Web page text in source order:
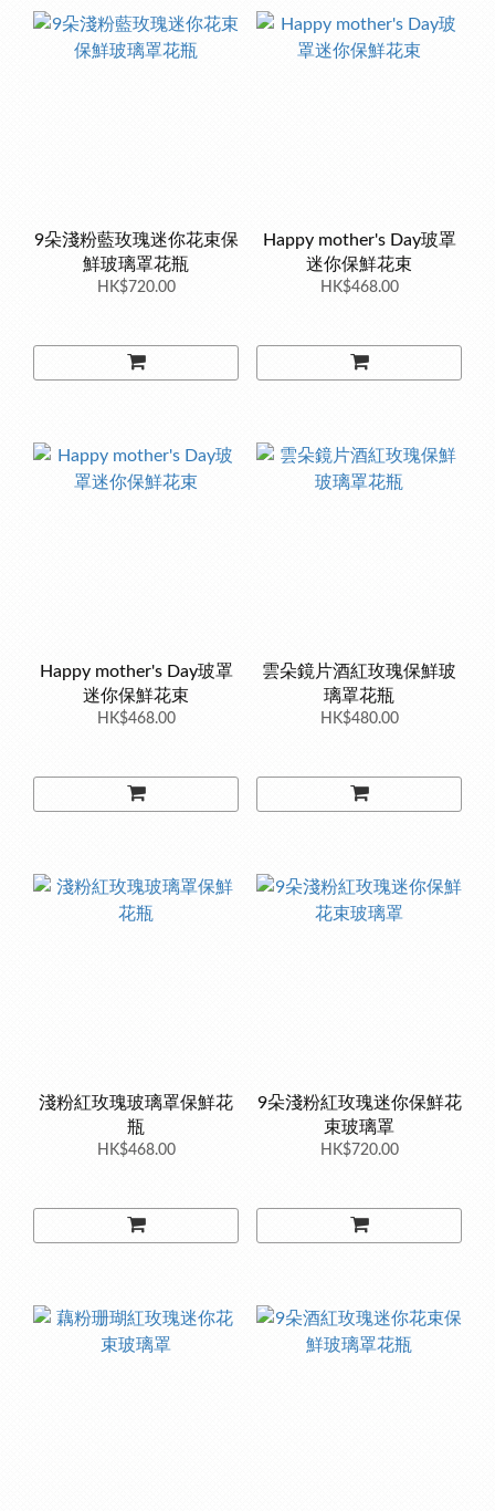
9朵淺粉藍玫瑰迷你花束保
鮮玻璃罩花瓶
HK$720.00
Happy mother's Day玻罩
迷你保鮮花束
HK$468.00
Happy mother's Day玻罩
迷你保鮮花束
HK$468.00
雲朵鏡片酒紅玫瑰保鮮玻
璃罩花瓶
HK$480.00
淺粉紅玫瑰玻璃罩保鮮花
瓶
HK$468.00
9朵淺粉紅玫瑰迷你保鮮花
束玻璃罩
HK$720.00